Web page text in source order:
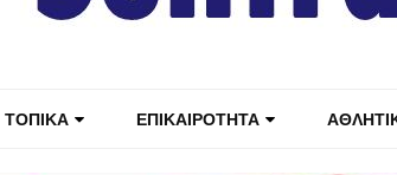
ΤΟΠΙΚΑ ΕΠΙΚΑΙΡΟΤΗΤΑ